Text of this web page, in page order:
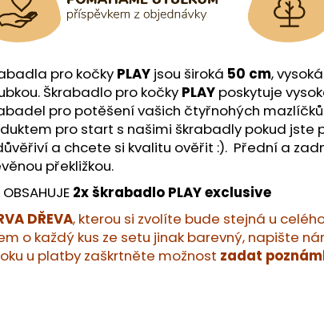
pro kočky PLAY jsou široká 50 cm, vysoká
Škrabadlo pro kočky PLAY poskytuje
pro potěšení vašich čtyřnohých
pro start s našimi škrabadly pokud jste
a chcete si kvalitu ověřit :). Přední a
překližkou.
OBSAHUJE 2x škrabadlo PLAY exclusive
DŘEVA, kterou si zvolíte bude stejná u
o každý kus ze setu jinak barevný, napište
u platby zaškrtněte možnost zadat